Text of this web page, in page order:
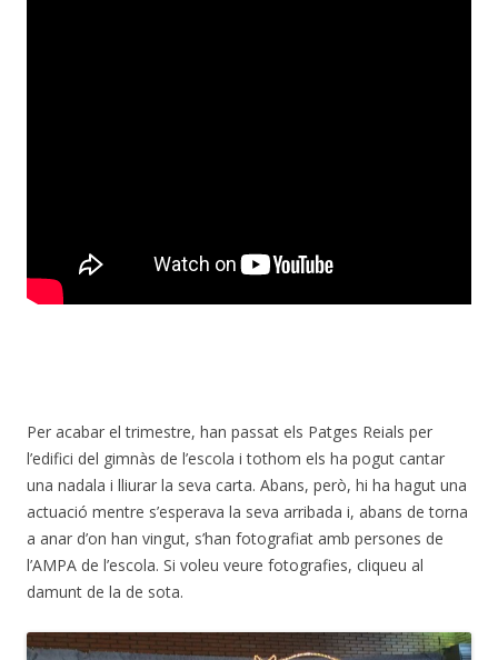
Per acabar el trimestre, han passat els Patges Reials per
l’edifici del gimnàs de l’escola i tothom els ha pogut cantar
una nadala i lliurar la seva carta. Abans, però, hi ha hagut una
actuació mentre s’esperava la seva arribada i, abans de torna
a anar d’on han vingut, s’han fotografiat amb persones de
l’AMPA de l’escola. Si voleu veure fotografies, cliqueu al
damunt de la de sota.